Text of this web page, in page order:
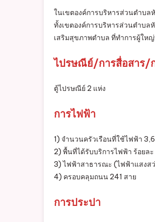
ในเขตองค์การบริหารส่วนตำบ
ทั้งเขตองค์การบริหารส่วนตำบล
เสริมสุขภาพตำบล ที่ทำการผู้ใ
ไปรษณีย์/การสื่อสาร/
ตู้ไปรษณีย์ 2 แห่ง
การไฟฟ้า
1) จำนวนครัวเรือนที่ใช้ไฟฟ้า
2) พื้นที่ได้รับบริการไฟฟ้า ร้อยล
3) ไฟฟ้าสาธารณะ (ไฟฟ้าแสงส
4) ครอบคลุมถนน 241 สาย
การประปา